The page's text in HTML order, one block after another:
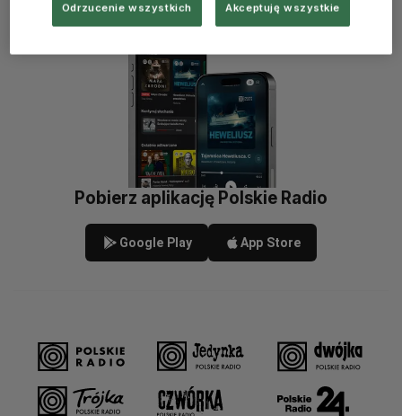
Pobierz aplikację Polskie Radio
Google Play App Store
Odrzucenie wszystkich Akceptuję wszystkie